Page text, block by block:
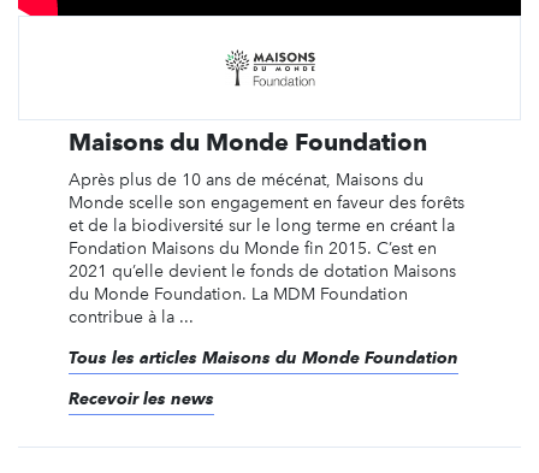
Maisons du Monde Foundation
Après plus de 10 ans de mécénat, Maisons du
Monde scelle son engagement en faveur des forêts
et de la biodiversité sur le long terme en créant la
Fondation Maisons du Monde fin 2015. C’est en
2021 qu’elle devient le fonds de dotation Maisons
du Monde Foundation. La MDM Foundation
contribue à la ...
Tous les articles Maisons du Monde Foundation
Recevoir les news